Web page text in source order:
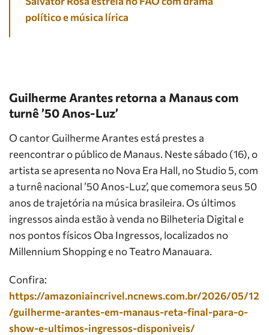
político e música lírica
Guilherme Arantes retorna a Manaus com
turnê ’50 Anos-Luz’
O cantor Guilherme Arantes está prestes a
reencontrar o público de Manaus. Neste sábado (16), o
artista se apresenta no Nova Era Hall, no Studio 5, com
a turnê nacional ’50 Anos-Luz’, que comemora seus 50
anos de trajetória na música brasileira. Os últimos
ingressos ainda estão à venda no Bilheteria Digital e
nos pontos físicos Oba Ingressos, localizados no
Millennium Shopping e no Teatro Manauara.
Confira:
https://amazoniaincrivel.ncnews.com.br/2026/05/12
/guilherme-arantes-em-manaus-reta-final-para-o-
show-e-ultimos-ingressos-disponiveis/